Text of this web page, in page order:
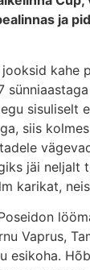
ja
kahe
sisuliselt
siis
jäi neljalt
karikat,
Vaprus,
esikoha.